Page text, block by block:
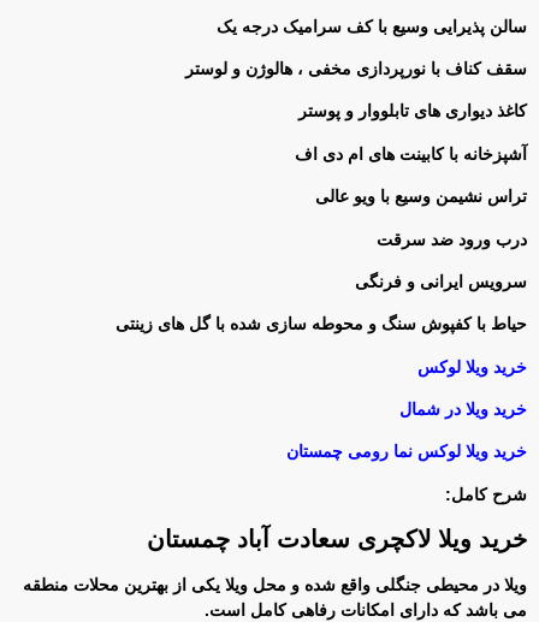
سالن پذیرایی وسیع با کف سرامیک درجه یک
سقف کناف با نورپردازی مخفی ، هالوژن و لوستر
کاغذ دیواری های تابلووار و پوستر
آشپزخانه با کابینت های ام دی اف
تراس نشیمن وسیع با ویو عالی
درب ورود ضد سرقت
سرویس ایرانی و فرنگی
حیاط با کفپوش سنگ و محوطه سازی شده با گل های زینتی
خرید ویلا لوکس
خرید ویلا در شمال
خرید ویلا لوکس نما رومی چمستان
شرح کامل:
خرید ویلا لاکچری سعادت آباد چمستان
ویلا در محیطی جنگلی واقع شده و محل ویلا یکی از بهترین محلات منطقه
می باشد که دارای امکانات رفاهی کامل است.